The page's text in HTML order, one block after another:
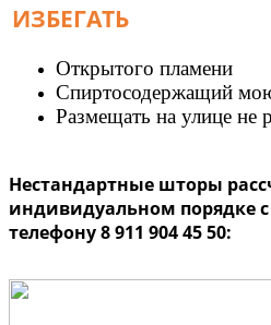
ИЗБЕГАТЬ
Открытого пламени
Спиртосодержащий
Размещать на улице не
Нестандартные шторы
индивидуальном порядке
телефону 8 911 904 45 50: